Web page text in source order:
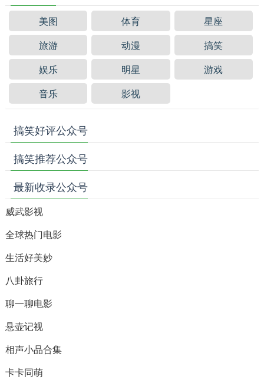
美图 体育
星座
旅游
动漫
搞笑
娱乐
明星
游戏
音乐
影视
搞笑好评公众号
搞笑推荐公众号
最新收录公众号
威武影视
全球热门电影
生活好美妙
八卦旅行
聊一聊电影
悬壶记视
相声小品合集
卡卡同萌